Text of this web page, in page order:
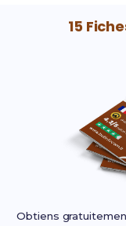
15
Obtiens